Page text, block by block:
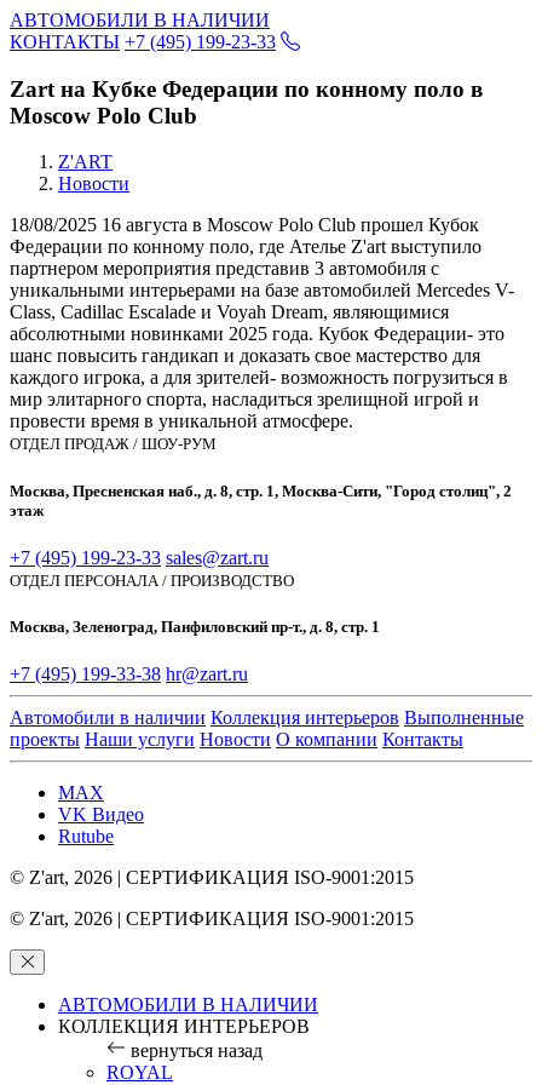
АВТОМОБИЛИ В НАЛИЧИИ
КОНТАКТЫ +7 (495) 199-23-33
Zart на Кубке Федерации по конному поло в
Moscow Polo Club
Z'ART
Новости
18/08/2025 16 августа в Moscow Polo Club прошел Кубок
Федерации по конному поло, где Ателье Z'art выступило
партнером мероприятия представив 3 автомобиля с
уникальными интерьерами на базе автомобилей Mercedes V-
Class, Cadillac Escalade и Voyah Dream, являющимися
абсолютными новинками 2025 года. Кубок Федерации- это
шанс повысить гандикап и доказать свое мастерство для
каждого игрока, а для зрителей- возможность погрузиться в
мир элитарного спорта, насладиться зрелищной игрой и
провести время в уникальной атмосфере.
ОТДЕЛ ПРОДАЖ / ШОУ-РУМ
Москва, Пресненская наб., д. 8, стр. 1, Москва-Сити, "Город столиц", 2
этаж
+7 (495) 199-23-33 sales@zart.ru
ОТДЕЛ ПЕРСОНАЛА / ПРОИЗВОДСТВО
Москва, Зеленоград, Панфиловский пр-т., д. 8, стр. 1
+7 (495) 199-33-38 hr@zart.ru
Автомобили в наличии Коллекция интерьеров Выполненные
проекты Наши услуги Новости О компании Контакты
MAX
VK Видео
Rutube
© Z'art, 2026 | СЕРТИФИКАЦИЯ ISO-9001:2015
© Z'art, 2026 | СЕРТИФИКАЦИЯ ISO-9001:2015
АВТОМОБИЛИ В НАЛИЧИИ
КОЛЛЕКЦИЯ ИНТЕРЬЕРОВ
вернуться назад
ROYAL